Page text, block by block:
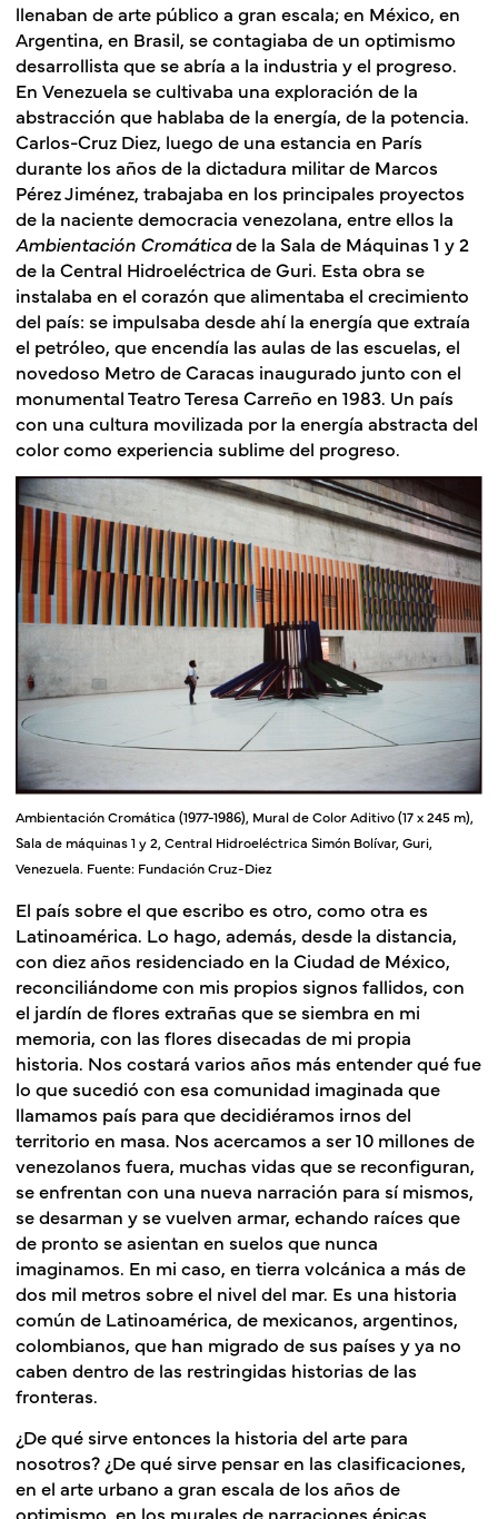
llenaban de arte público a gran escala; en México, en
Argentina, en Brasil, se contagiaba de un optimismo
desarrollista que se abría a la industria y el progreso.
En Venezuela se cultivaba una exploración de la
abstracción que hablaba de la energía, de la potencia.
Carlos-Cruz Diez, luego de una estancia en París
durante los años de la dictadura militar de Marcos
Pérez Jiménez, trabajaba en los principales proyectos
de la naciente democracia venezolana, entre ellos la
Ambientación Cromáticade la Sala de Máquinas 1 y 2
de la Central Hidroeléctrica de Guri. Esta obra se
instalaba en el corazón que alimentaba el crecimiento
del país: se impulsaba desde ahí la energía que extraía
el petróleo, que encendía las aulas de las escuelas, el
novedoso Metro de Caracas inaugurado junto con el
monumental Teatro Teresa Carreño en 1983. Un país
con una cultura movilizada por la energía abstracta del
color como experiencia sublime del progreso.
Ambientación Cromática (1977-1986), Mural de Color Aditivo (17 x 245 m),
Sala de máquinas 1 y 2, Central Hidroeléctrica Simón Bolívar, Guri,
Venezuela. Fuente: Fundación Cruz-Diez
El país sobre el que escribo es otro, como otra es
Latinoamérica. Lo hago, además, desde la distancia,
con diez años residenciado en la Ciudad de México,
reconciliándome con mis propios signos fallidos, con
el jardín de flores extrañas que se siembra en mi
memoria, con las flores disecadas de mi propia
historia. Nos costará varios años más entender qué fue
lo que sucedió con esa comunidad imaginada que
llamamos país para que decidiéramos irnos del
territorio en masa. Nos acercamos a ser 10 millones de
venezolanos fuera, muchas vidas que se reconfiguran,
se enfrentan con una nueva narración para sí mismos,
se desarman y se vuelven armar, echando raíces que
de pronto se asientan en suelos que nunca
imaginamos. En mi caso, en tierra volcánica a más de
dos mil metros sobre el nivel del mar. Es una historia
común de Latinoamérica, de mexicanos, argentinos,
colombianos, que han migrado de sus países y ya no
caben dentro de las restringidas historias de las
fronteras.
¿De qué sirve entonces la historia del arte para
nosotros? ¿De qué sirve pensar en las clasificaciones,
en el arte urbano a gran escala de los años de
optimismo, en los murales de narraciones épicas